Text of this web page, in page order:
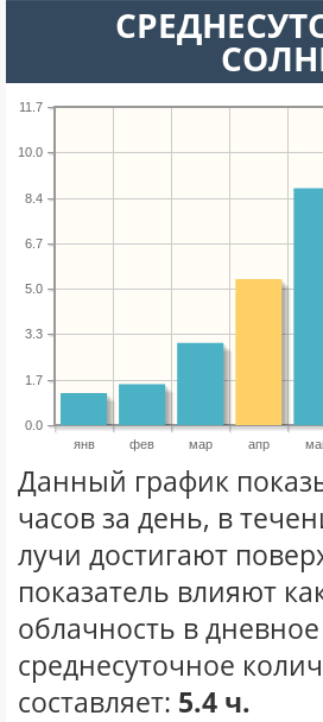
янв фев мар апр
0.0
1.7
3.3
5.0
6.7
8.4
10.0
11.7
Данный график
часов за день, в
лучи достигают
показатель влияют
облачность в
среднесуточное
составляет: 5.4 ч.